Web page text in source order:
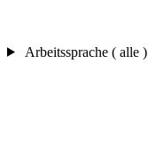
Arbeitssprache ( alle )